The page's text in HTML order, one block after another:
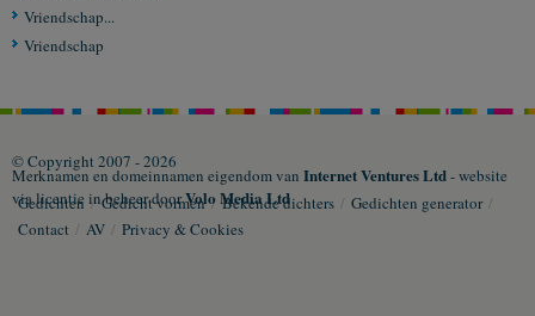
Vriendschap...
Vriendschap
© Copyright 2007 - 2026
Gedichten / Gedicht vormen / Bekende dichters / Gedichten generator /
Contact / AV / Privacy & Cookies
Merknamen en domeinnamen eigendom van Internet Ventures Ltd- website
via licentie in beheer doorVolo Media Ltd